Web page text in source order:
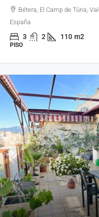
Bétera, El Camp de Túria,
España
3 2 110 m2
PISO